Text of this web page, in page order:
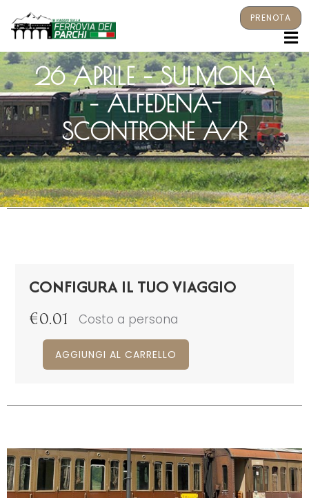
PRENOTA
26 APRILE – SULMONA
– ALFEDENA-
SCONTRONE A/R
CONFIGURA IL TUO VIAGGIO
€0.01 Costo a persona
AGGIUNGI AL CARRELLO